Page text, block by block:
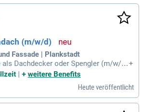
einen Firmenwagen mit Tankkar
zudem 30 Urlaubstage und eine mod
in unserem neuen Lager.
(m/w/d)
Fassade | Plankstadt
als Dachdecker oder Spengler (m/w/d)
Familienunternehmen. Wir suchen en
der Klasse B. Arbeite mit führ
und Audi und profitiere von modern
Arbeitskleidung. Unser Te
+
+ weitere Benefits
Heute veröffentlicht